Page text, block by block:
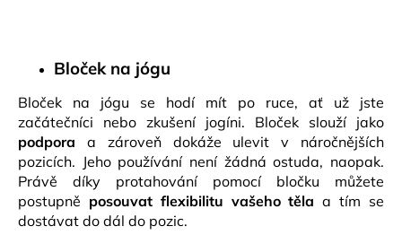
Bloček na jógu
Bloček na jógu se hodí mít po ruce, ať už jste
začátečníci nebo zkušení jogíni. Bloček slouží jako
podpora a zároveň dokáže ulevit v náročnějších
pozicích. Jeho používání není žádná ostuda, naopak.
Právě díky protahování pomocí bločku můžete
postupně posouvat flexibilitu vašeho těla a tím se
dostávat do dál do pozic.